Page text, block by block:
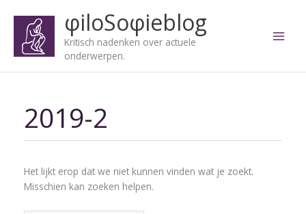
inhoud
φiloSoφieblog
Kritisch nadenken over actuele
onderwerpen.
2019-2
Het lijkt erop dat we niet kunnen vinden wat je zoekt.
Misschien kan zoeken helpen.
Zoek
naar: